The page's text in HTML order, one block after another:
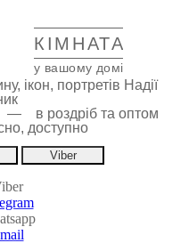
КІМНАТА
у вашому домі
ікон, портретів Надії
— в роздріб та оптом
доступно
Viber